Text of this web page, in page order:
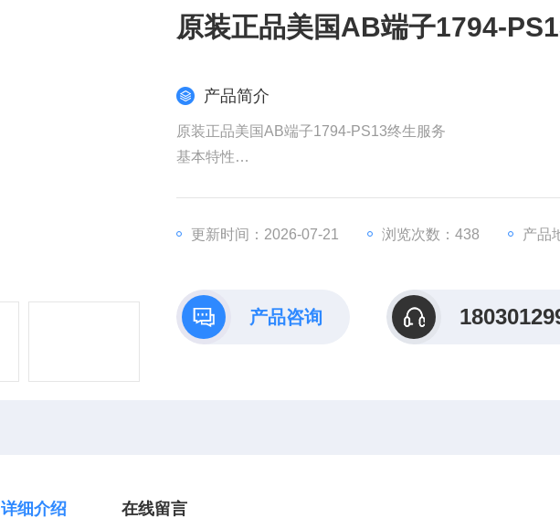
原装正品美国AB端子1794-
产品简介
原装正品美国AB端子1794-PS13终生服务
基本特性​
​输入电压​：85-264V AC（47-63Hz），兼容宽电压范围
更新时间：2026-07-21 浏览次数：438 产品
产品咨询
详细介绍 在线留言